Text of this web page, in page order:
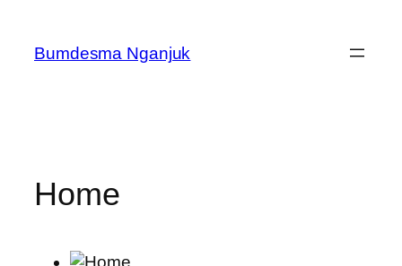
content
Bumdesma Nganjuk
Home